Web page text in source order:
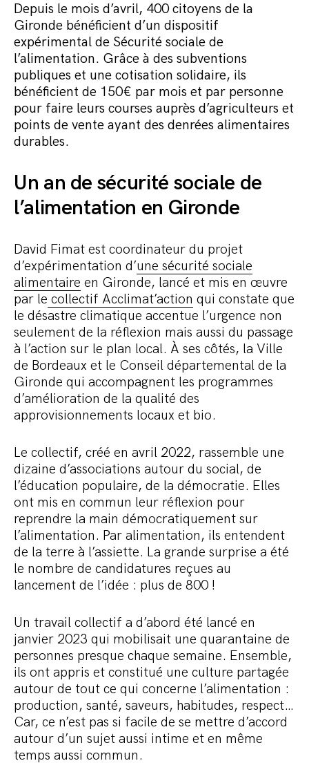
Depuis le mois d’avril, 400 citoyens de la
Gironde bénéficient d’un dispositif
expérimental de Sécurité sociale de
l’alimentation. Grâce à des subventions
publiques et une cotisation solidaire, ils
bénéficient de 150€ par mois et par personne
pour faire leurs courses auprès d’agriculteurs et
points de vente ayant des denrées alimentaires
durables.
Un an de sécurité sociale de
l’alimentation en Gironde
David Fimat est coordinateur du projet
d’expérimentation d’une sécurité sociale
alimentaire en Gironde, lancé et mis en œuvre
par le collectif Acclimat’action qui constate que
le désastre climatique accentue l’urgence non
seulement de la réflexion mais aussi du passage
à l’action sur le plan local. À ses côtés, la Ville
de Bordeaux et le Conseil départemental de la
Gironde qui accompagnent les programmes
d’amélioration de la qualité des
approvisionnements locaux et bio.
Le collectif, créé en avril 2022, rassemble une
dizaine d’associations autour du social, de
l’éducation populaire, de la démocratie. Elles
ont mis en commun leur réflexion pour
reprendre la main démocratiquement sur
l’alimentation. Par alimentation, ils entendent
de la terre à l’assiette. La grande surprise a été
le nombre de candidatures reçues au
lancement de l’idée : plus de 800 !
Un travail collectif a d’abord été lancé en
janvier 2023 qui mobilisait une quarantaine de
personnes presque chaque semaine. Ensemble,
ils ont appris et constitué une culture partagée
autour de tout ce qui concerne l’alimentation :
production, santé, saveurs, habitudes, respect…
Car, ce n’est pas si facile de se mettre d’accord
autour d’un sujet aussi intime et en même
temps aussi commun.
Commander le pack